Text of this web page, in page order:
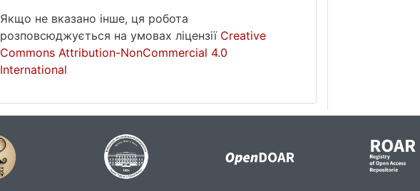
Якщо не вказано інше, ця робота
розповсюджується на умовах ліцензії Creative
Commons Attribution-NonCommercial 4.0
International